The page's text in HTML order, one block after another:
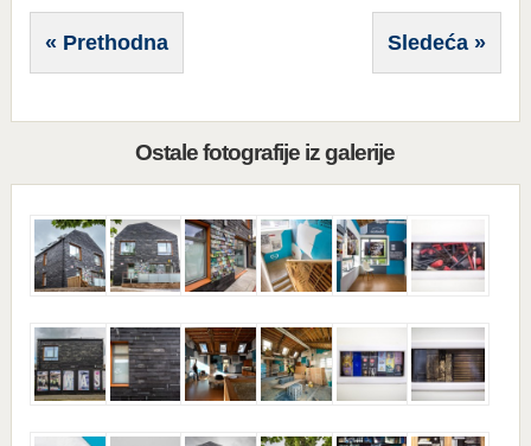
« Prethodna Sledeća »
Ostale fotografije iz galerije